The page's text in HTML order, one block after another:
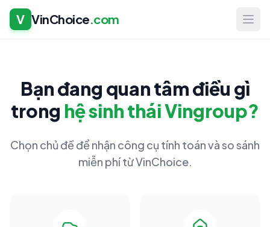
V VinChoice.com
Bạn đang quan tâm điều gì
trong hệ sinh thái Vingroup?
Chọn chủ đề để nhận công cụ tính toán và so sánh
miễn phí từ VinChoice.